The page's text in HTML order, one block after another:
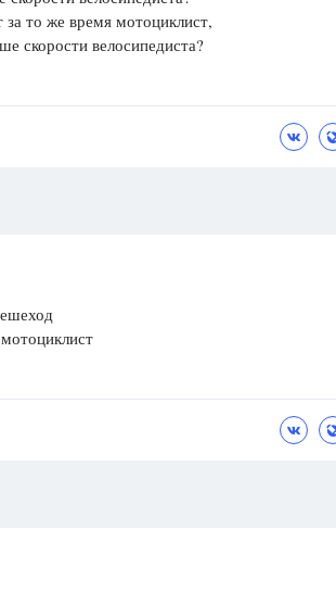
Цветков Л. А.
то же время мотоциклист,
скорости велосипедиста?